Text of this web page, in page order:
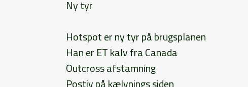
Ny tyr
Hotspot er ny tyr på brugsplanen
Han er ET kalv fra Canada
Outcross afstamning
Postiv på kælvnings siden